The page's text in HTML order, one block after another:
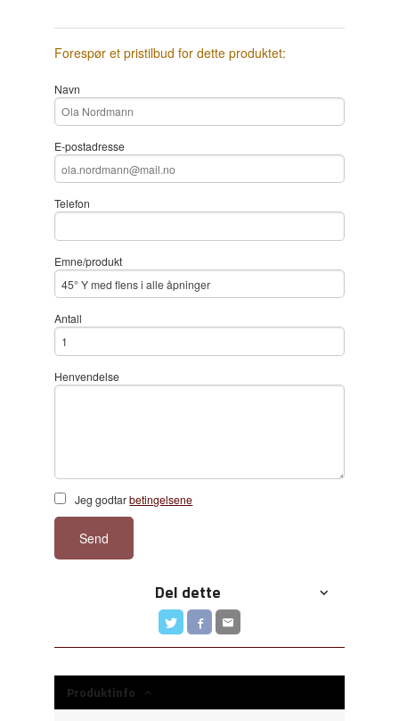
Forespør et pristilbud for dette produktet:
Navn
E-postadresse
Telefon
Emne/produkt
Antall
Henvendelse
Jeg godtarbetingelsene
Send
Del dette
Produktinfo